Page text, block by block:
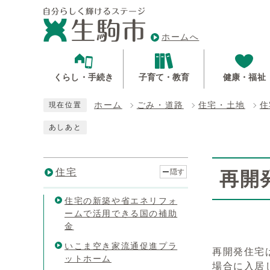
ホームへ
くらし・手続き 子育て・教育 健康・福祉
現在位置 ホーム ごみ・道路 住宅・土地
あしあと
再開
再開発住宅
場合に入居
住宅 隠す
住宅の新築や省エネリフォ
ームで活用できる国の補助
金
いこま空き家流通促進プラ
ットホーム